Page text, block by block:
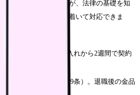
強い不安を生みますが、法律の基礎を知
に相談すれば、落ち着いて対応できま
めのない雇用なら申入れから2週間で契約
条）。
得できる（労基法第39条）。退職後の金品